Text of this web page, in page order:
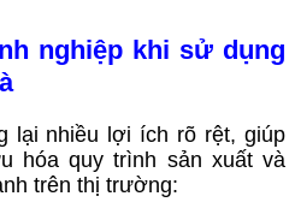
nghiệp khi sử dụng
lại nhiều lợi ích rõ rệt, giúp
hóa quy trình sản xuất và
trên thị trường: